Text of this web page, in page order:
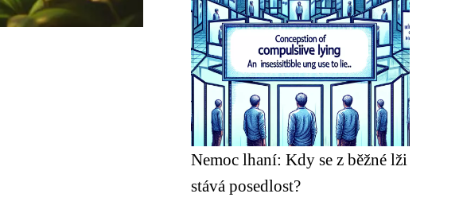
Nemoc lhaní: Kdy se z běžné lži
stává posedlost?